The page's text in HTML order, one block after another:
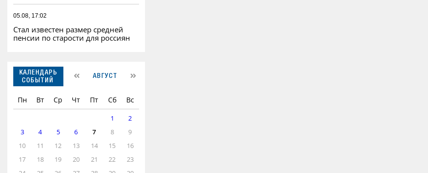
05.08, 17:02
Стал известен размер средней
пенсии по старости для россиян
КАЛЕНДАРЬ
СОБЫТИЙ
АВГУСТ
Пн Вт Ср Чт Пт Сб Вс
1
2
3
4 5 6 7 8
9
10
11 12 13 14 15
16
17
18 19 20 21 22
23